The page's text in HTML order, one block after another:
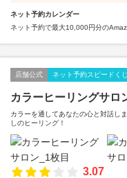
ネット予約カレンダー
ネット予約で最大10,000円分の
店舗公式 ネット予約スピードく
カラーヒーリングサロ
カラーを通してあなたの心と対話し
しのヒーリング！
3.07